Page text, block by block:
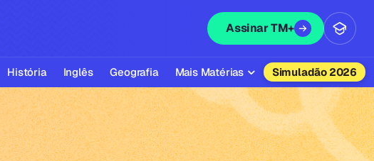
Assinar TM+
História Inglês Geografia Mais Matérias
Biologia
Química
Simuladão 2026